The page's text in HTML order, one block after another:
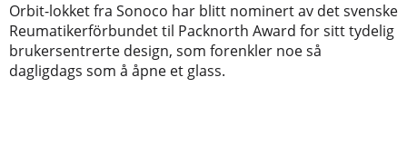
Orbit-lokket fra Sonoco har blitt nominert av det svenske
Reumatikerförbundet til Packnorth Award for sitt tydelig
brukersentrerte design, som forenkler noe så
dagligdags som å åpne et glass.